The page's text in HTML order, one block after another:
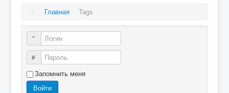
Главная Tags
Логин
Пароль
Запомнить меня
Войти